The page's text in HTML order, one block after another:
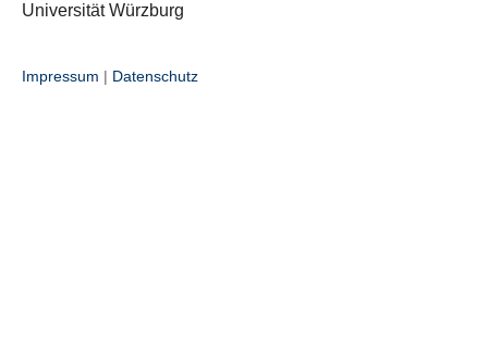
Universität Würzburg
Impressum | Datenschutz